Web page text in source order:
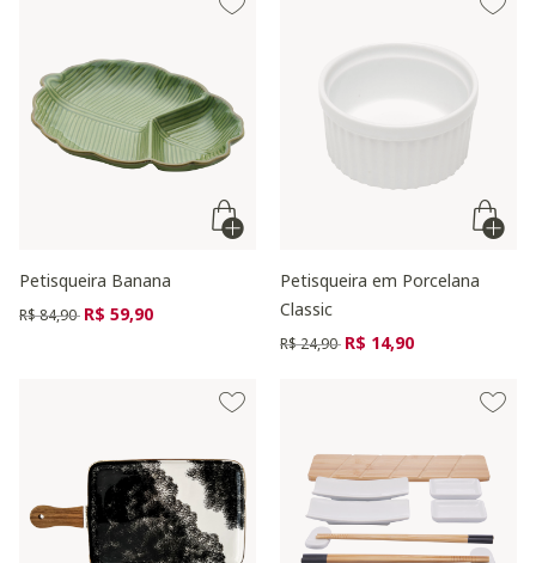
Petisqueira Banana
Preço reduzido de
R$ 84,90 para
R$ 59,90
Petisqueira em Porcelana
Classic
Preço reduzido de
R$ 24,90 para
R$ 14,90